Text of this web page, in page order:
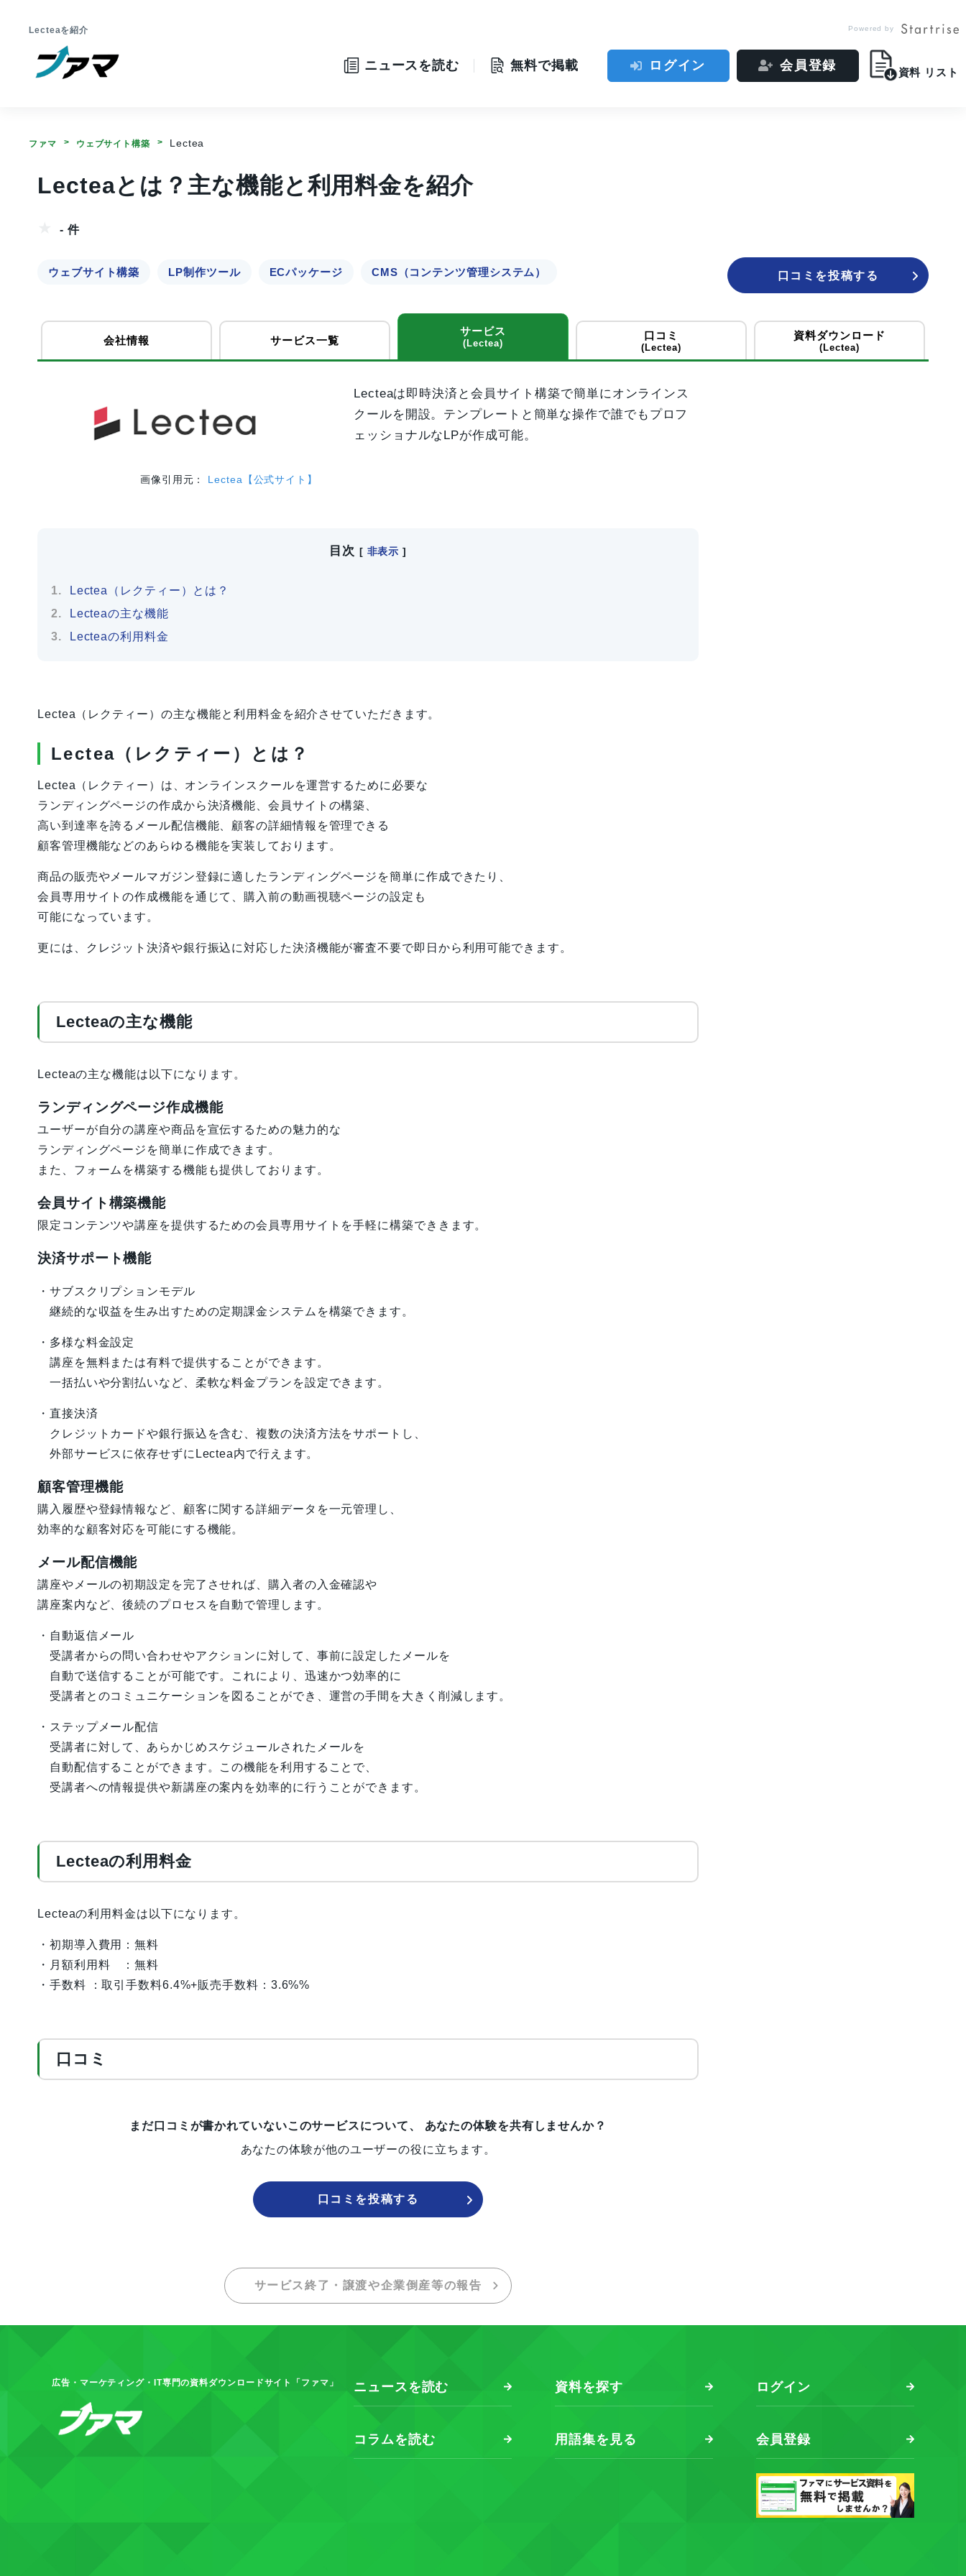
Lecteaを紹介 Powered by
ニュースを読む 無料で掲載 ログイン 会員登録 資料 リスト
ファマ ウェブサイト構築 Lectea
Lecteaとは？主な機能と利用料金を紹介
- 件
ウェブサイト構築 LP制作ツール ECパッケージ CMS（コンテンツ管理システム） 口コミを投稿する
会社情報 サービス一覧
サービス
(Lectea)
口コミ
(Lectea)
資料ダウンロード
(Lectea)
画像引用元： Lectea【公式サイト】
Lecteaは即時決済と会員サイト構築で簡単にオンラインス
クールを開設。テンプレートと簡単な操作で誰でもプロフ
ェッショナルなLPが作成可能。
目次 [ 非表示 ]
Lectea（レクティー）とは？
Lecteaの主な機能
Lecteaの利用料金
Lectea（レクティー）の主な機能と利用料金を紹介させていただきます。
Lectea（レクティー）とは？
Lectea（レクティー）は、オンラインスクールを運営するために必要な
ランディングページの作成から決済機能、会員サイトの構築、
高い到達率を誇るメール配信機能、顧客の詳細情報を管理できる
顧客管理機能などのあらゆる機能を実装しております。
商品の販売やメールマガジン登録に適したランディングページを簡単に作成できたり、
会員専用サイトの作成機能を通じて、購入前の動画視聴ページの設定も
可能になっています。
更には、クレジット決済や銀行振込に対応した決済機能が審査不要で即日から利用可能できます。
Lecteaの主な機能
Lecteaの主な機能は以下になります。
ランディングページ作成機能
ユーザーが自分の講座や商品を宣伝するための魅力的な
ランディングページを簡単に作成できます。
また、フォームを構築する機能も提供しております。
会員サイト構築機能
限定コンテンツや講座を提供するための会員専用サイトを手軽に構築でききます。
決済サポート機能
・サブスクリプションモデル
継続的な収益を生み出すための定期課金システムを構築できます。
・多様な料金設定
講座を無料または有料で提供することができます。
一括払いや分割払いなど、柔軟な料金プランを設定できます。
・直接決済
クレジットカードや銀行振込を含む、複数の決済方法をサポートし、
外部サービスに依存せずにLectea内で行えます。
顧客管理機能
購入履歴や登録情報など、顧客に関する詳細データを一元管理し、
効率的な顧客対応を可能にする機能。
メール配信機能
講座やメールの初期設定を完了させれば、購入者の入金確認や
講座案内など、後続のプロセスを自動で管理します。
・自動返信メール
受講者からの問い合わせやアクションに対して、事前に設定したメールを
自動で送信することが可能です。これにより、迅速かつ効率的に
受講者とのコミュニケーションを図ることができ、運営の手間を大きく削減します。
・ステップメール配信
受講者に対して、あらかじめスケジュールされたメールを
自動配信することができます。この機能を利用することで、
受講者への情報提供や新講座の案内を効率的に行うことができます。
Lecteaの利用料金
Lecteaの利用料金は以下になります。
・初期導入費用：無料
・月額利用料 ：無料
・手数料 ：取引手数料6.4%+販売手数料：3.6%%
口コミ
まだ口コミが書かれていないこのサービスについて、 あなたの体験を共有しませんか？
あなたの体験が他のユーザーの役に立ちます。
口コミを投稿する
サービス終了・譲渡や企業倒産等の報告
広告・マーケティング・IT専門の資料ダウンロードサイト「ファマ」 ニュースを読む
コラムを読む
資料を探す
用語集を見る
ログイン
会員登録